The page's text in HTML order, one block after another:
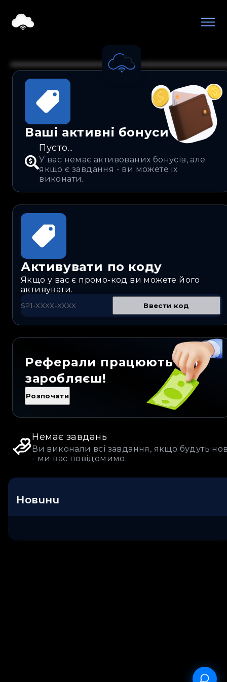
Loading...
Ваші активні бонуси
Пусто...
У вас немає активованих бонусів, але
якщо є завдання - ви можете іх
виконати.
Активувати по коду
Якщо у вас є промо-код ви можете його
активувати.
Ввести код
Реферали працюють – ти
заробляєш!
Розпочати
Немає завдань
Ви виконали всі завдання, якщо будуть
- ми вас повідомимо.
Новини